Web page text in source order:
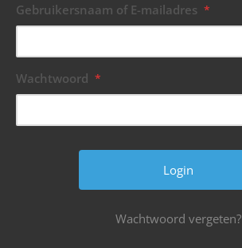
Gebruikersnaam of E-mailadres *
Wachtwoord *
Wachtwoord vergeten?